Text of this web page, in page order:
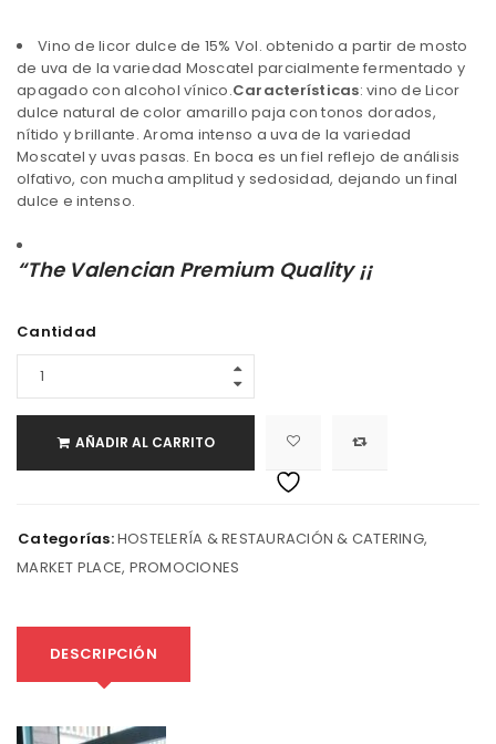
Vino de licor dulce de 15% Vol. obtenido a partir de mosto
de uva de la variedad Moscatel parcialmente fermentado y
apagado con alcohol vínico.Características: vino de Licor
dulce natural de color amarillo paja con tonos dorados,
nítido y brillante. Aroma intenso a uva de la variedad
Moscatel y uvas pasas. En boca es un fiel reflejo de análisis
olfativo, con mucha amplitud y sedosidad, dejando un final
dulce e intenso.
“The Valencian Premium Quality ¡¡
Cantidad
AÑADIR AL CARRITO
Categorías:HOSTELERÍA & RESTAURACIÓN & CATERING,
MARKET PLACE, PROMOCIONES
DESCRIPCIÓN